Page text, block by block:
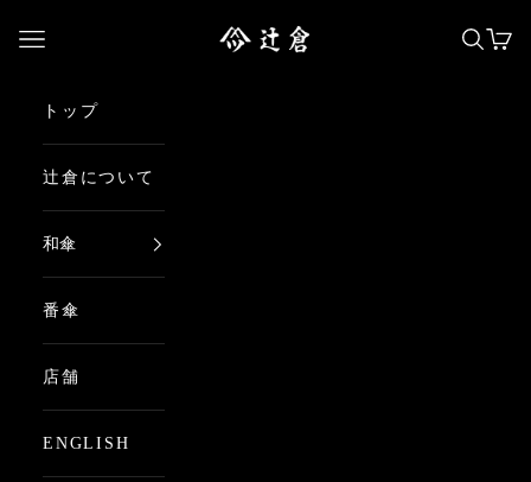
日本最古の京都和傘屋 辻倉
メニューを開く 検索を
カー
トップ
辻倉について
和傘
番傘
店舗
ENGLISH